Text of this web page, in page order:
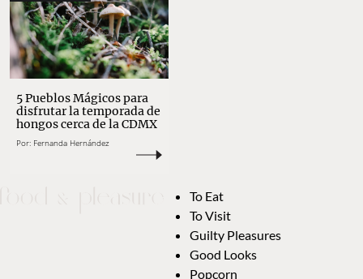
5 Pueblos Mágicos para
disfrutar la temporada de
hongos cerca de la CDMX
Por: Fernanda Hernández
To Eat
To Visit
Guilty Pleasures
Good Looks
Popcorn